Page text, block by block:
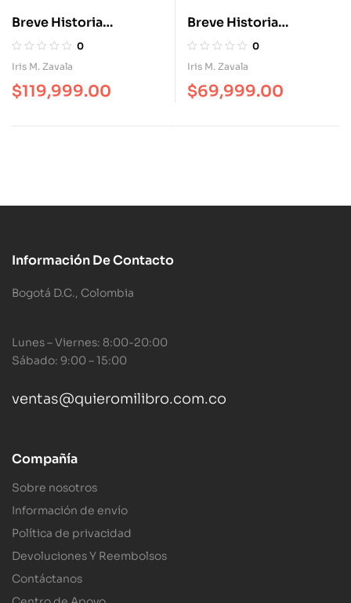
Breve Historia
Feminista (II/2A.Ed) De
La Literatura Española
0
Iris M. Zavala
$119,999.00
Breve Historia
Feminista (I./2A.Ed) De
La Literatura Española
0
Iris M. Zavala
$69,999.00
Información De Contacto
Bogotá D.C., Colombia
Lunes – Viernes: 8:00-20:00
Sábado: 9:00 – 15:00
ventas@quieromilibro.com.co
Compañía
Sobre nosotros
Información de envío
Política de privacidad
Devoluciones Y Reembolsos
Contáctanos